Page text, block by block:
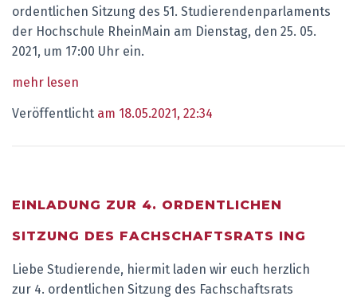
ordentlichen Sitzung des 51. Studierendenparlaments
der Hochschule RheinMain am Dienstag, den 25. 05.
2021, um 17:00 Uhr ein.
mehr lesen
Veröffentlicht am 18.05.2021, 22:34
EINLADUNG ZUR 4. ORDENTLICHEN
SITZUNG DES FACHSCHAFTSRATS ING
Liebe Studierende, hiermit laden wir euch herzlich
zur 4. ordentlichen Sitzung des Fachschaftsrats